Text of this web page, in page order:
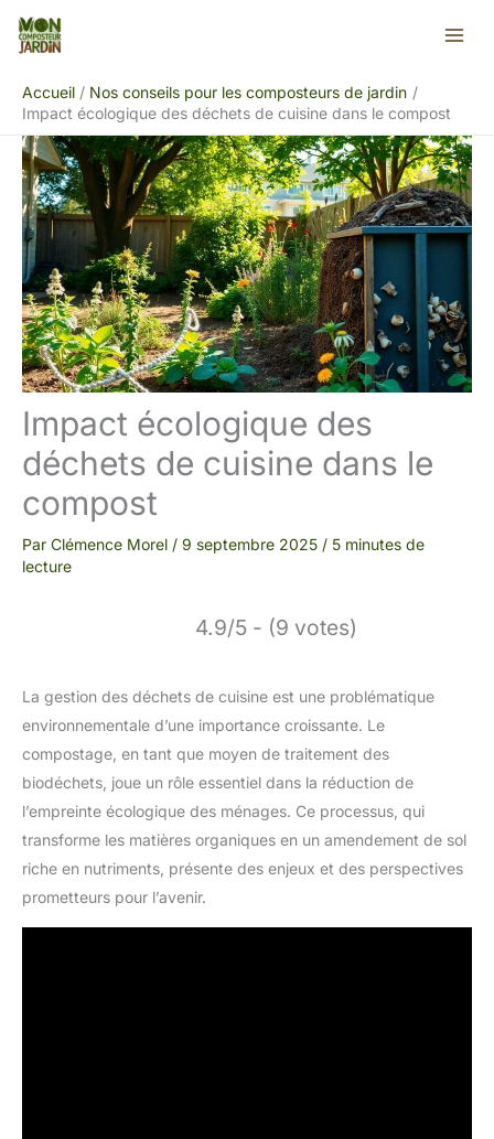
Aller
Accueil
Nos conseils pour les composteurs de jardin
Impact écologique des déchets de cuisine dans le compost
Impact écologique des
déchets de cuisine dans le
compost
Par Clémence Morel / 9 septembre 2025 / 5 minutes de
lecture
4.9/5 - (9 votes)
La gestion des déchets de cuisine est une problématique
environnementale d’une importance croissante. Le
compostage, en tant que moyen de traitement des
biodéchets, joue un rôle essentiel dans la réduction de
l’empreinte écologique des ménages. Ce processus, qui
transforme les matières organiques en un amendement de sol
riche en nutriments, présente des enjeux et des perspectives
prometteurs pour l’avenir.
Rechercher